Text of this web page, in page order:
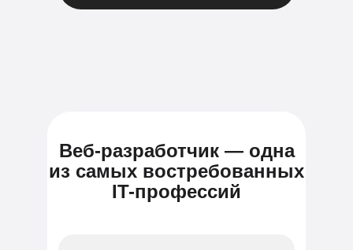
Веб-разработчик — одна
из самых востребованных
IT-профессий